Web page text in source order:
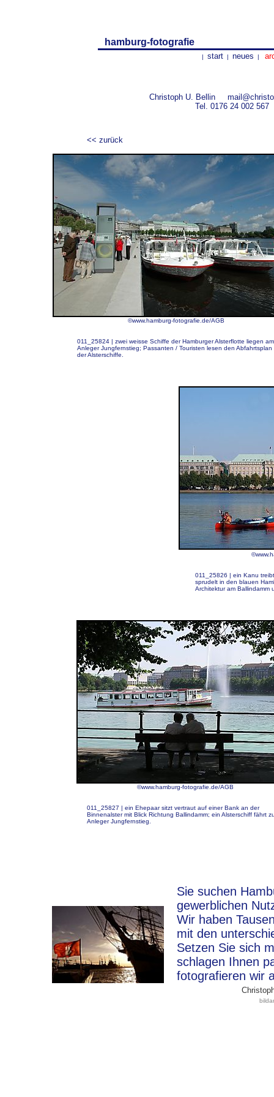
hamburg-fotografie
| start| neues |
Christoph U. Bellin
Tel. 0176 24 002 567
<< zurück
©www.hamburg-fotografie.de/AGB
011_25824 | zwei weisse Schiffe der Hamburger Alsterflotte liegen am
Anleger Jungfernstieg; Passanten / Touristen lesen den Abfahrtsplan
der Alsterschiffe.
011_25826 | ein Kanu
sprudelt in den blauen
Architektur am Ballindamm
©www.hamburg-fotografie.de/AGB
011_25827 | ein Ehepaar sitzt vertraut auf einer Bank an der
Binnenalster mit Blick Richtung Ballindamm; ein Alsterschiff fährt
Anleger Jungfernstieg.
Sie suchen
gewerblichen
Wir haben
mit den
Setzen Sie sich
schlagen Ihnen
fotografieren wir